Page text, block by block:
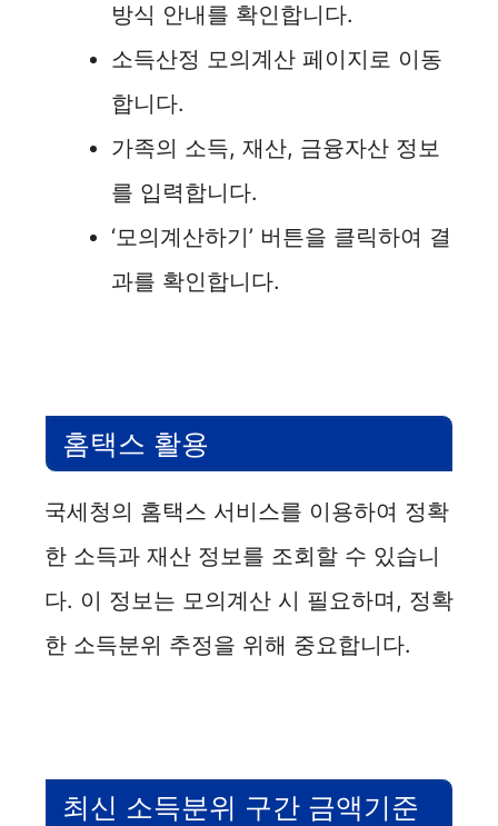
방식 안내를 확인합니다.
소득산정 모의계산 페이지로 이동
합니다.
가족의 소득, 재산, 금융자산 정보
를 입력합니다.
‘모의계산하기’ 버튼을 클릭하여 결
과를 확인합니다.
홈택스 활용
국세청의 홈택스 서비스를 이용하여 정확
한 소득과 재산 정보를 조회할 수 있습니
다. 이 정보는 모의계산 시 필요하며, 정확
한 소득분위 추정을 위해 중요합니다.
최신 소득분위 구간 금액기준